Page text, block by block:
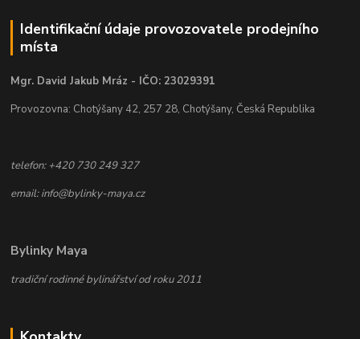
Identifikační údaje provozovatele prodejního
místa
Mgr. David Jakub Mráz - IČO: 23029391
Provozovna: Chotýšany 42, 257 28, Chotýšany, Česká Republika
telefon: +420 730 249 327
email: info@bylinky-maya.cz
Bylinky Maya
tradiční rodinné bylinářství od roku 2011